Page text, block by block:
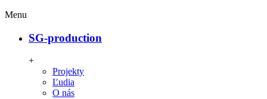
Menu
SG-production
+
Projekty
Ľudia
O nás